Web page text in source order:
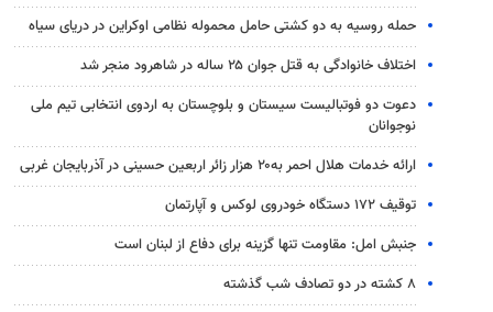
حمله روسیه به دو کشتی حامل محموله نظامی اوکراین در دریای سیاه
اختلاف خانوادگی به قتل جوان ۲۵ ساله در شاهرود منجر شد
دعوت دو فوتبالیست سیستان و بلوچستان به اردوی انتخابی تیم ملی
نوجوانان
ارائه خدمات هلال احمر به۲۰ هزار زائر اربعین حسینی در آذربایجان غربی
توقیف ۱۷۲ دستگاه خودروی لوکس و آپارتمان
جنبش امل: مقاومت تنها گزینه برای دفاع از لبنان است
۸ کشته در دو تصادف شب گذشته